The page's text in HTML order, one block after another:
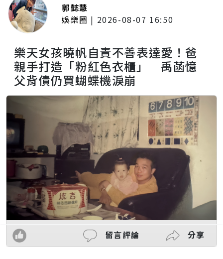
郭懿慧
娛樂圈 | 2026-08-07 16:50
樂天女孩曉帆自責不善表達愛！爸
親手打造「粉紅色衣櫃」 禹菡憶
父背債仍買蝴蝶機淚崩
留言評論 分享